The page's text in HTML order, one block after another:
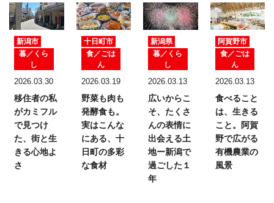
新潟市
暮／くら
し
2026.03.30
移住者の私
がカミフル
で見つけ
た、 街と生
きる心地よ
さ
十日町市
食／ごは
ん
2026.03.19
野菜も肉も
発酵食も。
実はこんな
にある、十
日町の多彩
な食材
新潟県
暮／くら
し
2026.03.13
広いからこ
そ、たくさ
んの表情に
出会える土
地ー新潟で
過ごした１
年
阿賀野市
食／ごは
ん
2026.03.13
食べること
は、生きる
こと。 阿賀
野で広がる
有機農業の
風景